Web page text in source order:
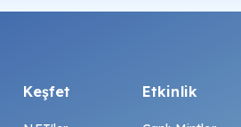
Keşfet Etkinlik